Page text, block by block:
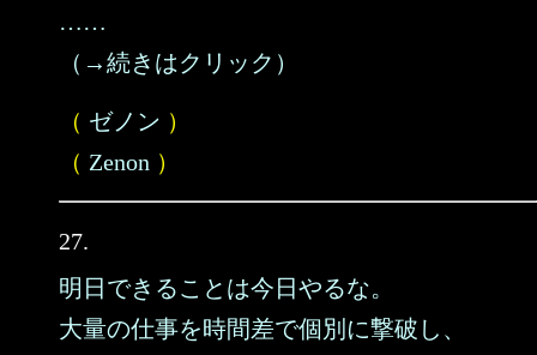
……
（→続きはクリック）
（ ゼノン ）
（ Zenon ）
27.
明日できることは今日やるな。
大量の仕事を時間差で個別に撃破し、